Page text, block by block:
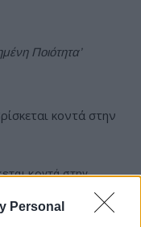
Personal
Ποιότητα’
κοντά στην